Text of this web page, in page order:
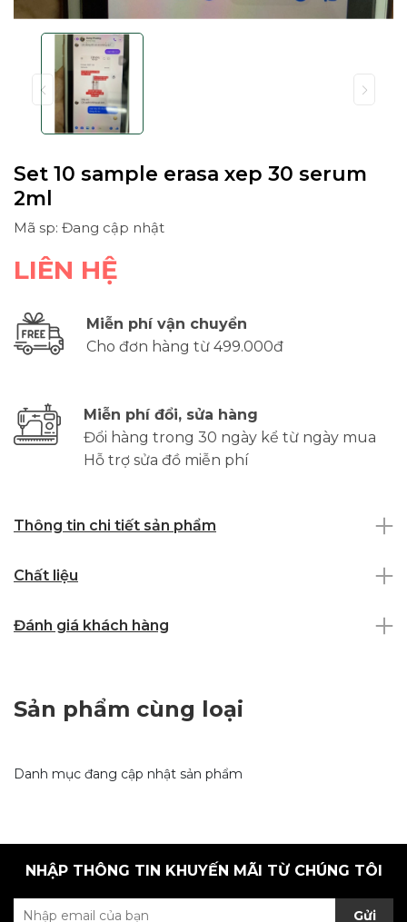
Set 10 sample erasa xep 30 serum
2ml
Mã sp: Đang cập nhật
LIÊN HỆ
Miễn phí vận chuyển
Cho đơn hàng từ 499.000đ
Miễn phí đổi, sửa hàng
Đổi hàng trong 30 ngày kể từ ngày mua
Hỗ trợ sửa đồ miễn phí
Thông tin chi tiết sản phẩm
Chất liệu
Đánh giá khách hàng
Sản phẩm cùng loại
Danh mục đang cập nhật sản phẩm
NHẬP THÔNG TIN KHUYẾN MÃI TỪ CHÚNG TÔI
Gửi